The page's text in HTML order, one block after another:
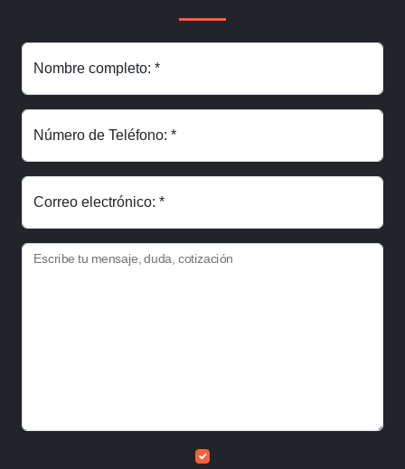
Nombre completo: *
Número de Teléfono: *
Correo electrónico: *
Escribe tu mensaje, duda, cotización